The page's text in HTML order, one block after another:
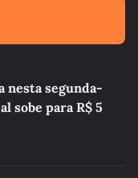
nesta segunda-
sobe para R$ 5